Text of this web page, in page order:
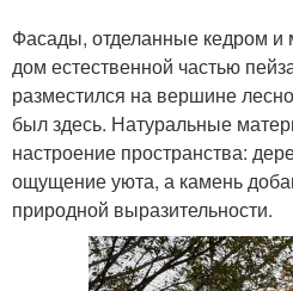
Фасады, отделанные кедром
дом естественной частью
разместился на вершине
был здесь. Натуральные
настроение пространства:
ощущение уюта, а камень
природной выразительности.